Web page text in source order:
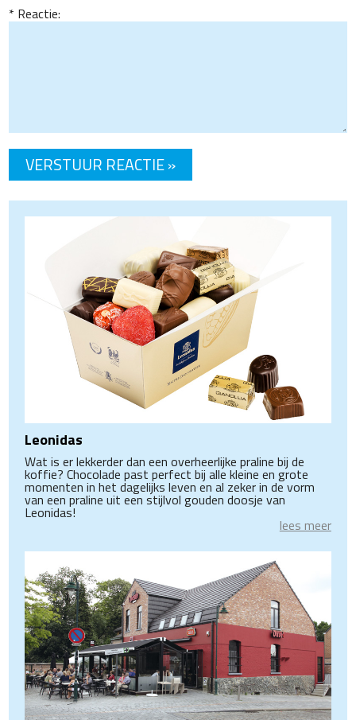
Reactie:
Leonidas
Wat is er lekkerder dan een overheerlijke praline bij de
koffie? Chocolade past perfect bij alle kleine en grote
momenten in het dagelijks leven en al zeker in de vorm
van een praline uit een stijlvol gouden doosje van
Leonidas!
lees meer